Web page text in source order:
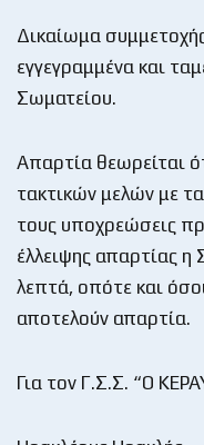
Δικαίωμα
εγγεγραμμένα και
Σωματείου.
Απαρτία θεωρείται
τακτικών μελών με
τους υποχρεώσεις
έλλειψης απαρτίας η
λεπτά, οπότε και
αποτελούν απαρτία.
Για τον Γ.Σ.Σ. “Ο